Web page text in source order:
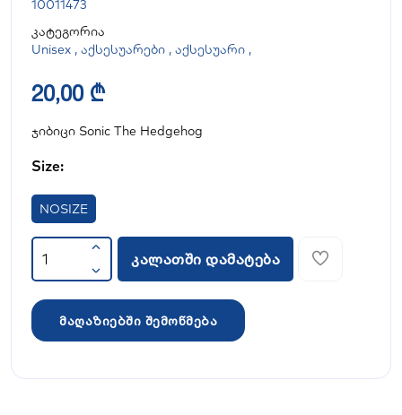
10011473
კატეგორია
Unisex , აქსესუარები , აქსესუარი ,
20,00 ₾
ჯიბიცი Sonic The Hedgehog
Size:
NOSIZE
კალათში დამატება
მაღაზიებში შემოწმება